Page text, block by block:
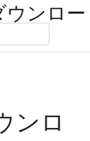
ウンロ
ンロ